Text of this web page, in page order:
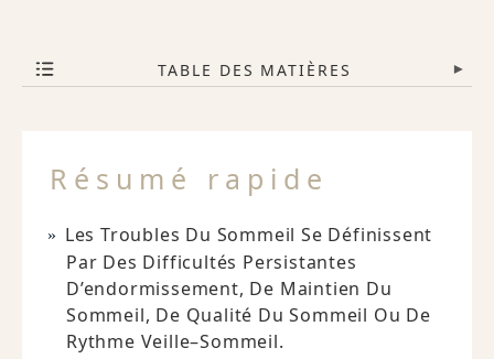
TABLE DES MATIÈRES ▾
Résumé rapide
Les Troubles Du Sommeil Se Définissent
Par Des Difficultés Persistantes
D’endormissement, De Maintien Du
Sommeil, De Qualité Du Sommeil Ou De
Rythme Veille–Sommeil.